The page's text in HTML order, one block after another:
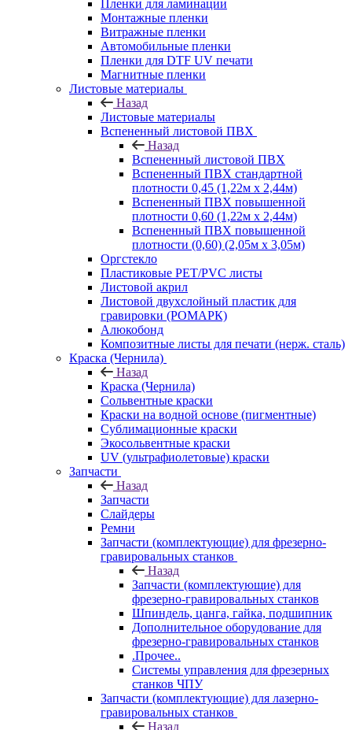
Пленки для ламинации
Монтажные пленки
Витражные пленки
Автомобильные пленки
Пленки для DTF UV печати
Магнитные пленки
Листовые материалы
Назад
Листовые материалы
Вспененный листовой ПВХ
Назад
Вспененный листовой ПВХ
Вспененный ПВХ стандартной
плотности 0,45 (1,22м х 2,44м)
Вспененный ПВХ повышенной
плотности 0,60 (1,22м х 2,44м)
Вспененный ПВХ повышенной
плотности (0,60) (2,05м х 3,05м)
Оргстекло
Пластиковые PET/PVC листы
Листовой акрил
Листовой двухслойный пластик для
гравировки (РОМАРК)
Алюкобонд
Композитные листы для печати (нерж. сталь)
Краска (Чернила)
Назад
Краска (Чернила)
Сольвентные краски
Краски на водной основе (пигментные)
Сублимационные краски
Экосольвентные краски
UV (ультрафиолетовые) краски
Запчасти
Назад
Запчасти
Слайдеры
Ремни
Запчасти (комплектующие) для фрезерно-
гравировальных станков
Назад
Запчасти (комплектующие) для
фрезерно-гравировальных станков
Шпиндель, цанга, гайка, подшипник
Дополнительное оборудование для
фрезерно-гравировальных станков
.Прочее..
Системы управления для фрезерных
станков ЧПУ
Запчасти (комплектующие) для лазерно-
гравировальных станков
Назад